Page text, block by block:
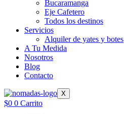
Bucaramanga
Eje Cafetero
Todos los destinos
Servicios
Alquiler de yates y botes
A Tu Medida
Nosotros
Blog
Contacto
X
$0 0 Carrito